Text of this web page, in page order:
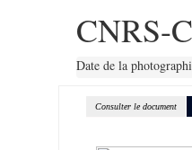
CNRS-
Date de la
Consulter le document